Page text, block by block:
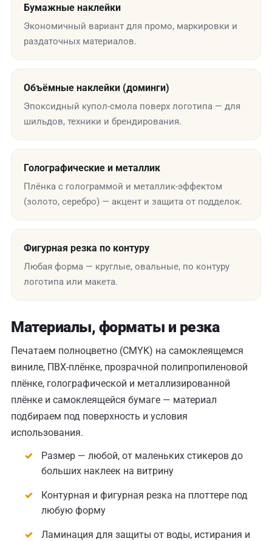
Бумажные наклейки
Экономичный вариант для промо, маркировки и
раздаточных материалов.
Объёмные наклейки (доминги)
Эпоксидный купол-смола поверх логотипа — для
шильдов, техники и брендирования.
Голографические и металлик
Плёнка с голограммой и металлик-эффектом
(золото, серебро) — акцент и защита от подделок.
Фигурная резка по контуру
Любая форма — круглые, овальные, по контуру
логотипа или макета.
Материалы, форматы и резка
Печатаем полноцветно (CMYK) на самоклеящемся
виниле, ПВХ-плёнке, прозрачной полипропиленовой
плёнке, голографической и металлизированной
плёнке и самоклеящейся бумаге — материал
подбираем под поверхность и условия
использования.
Размер — любой, от маленьких стикеров до
больших наклеек на витрину
Контурная и фигурная резка на плоттере под
любую форму
Ламинация для защиты от воды, истирания и